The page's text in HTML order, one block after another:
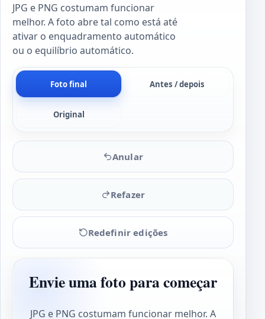
JPG e PNG costumam funcionar
melhor. A foto abre tal como está até
ativar o enquadramento automático
ou o equilíbrio automático.
Foto final Antes / depois
Original
Anular
Refazer
Redefinir edições
Envie uma foto para começar
JPG e PNG costumam funcionar melhor. A